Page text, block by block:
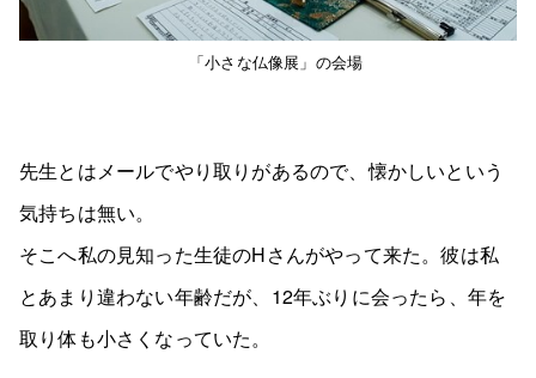
「小さな仏像展」の会場
先生とはメールでやり取りがあるので、懐かしいという
気持ちは無い。
そこへ私の見知った生徒のHさんがやって来た。彼は私
とあまり違わない年齢だが、12年ぶりに会ったら、年を
取り体も小さくなっていた。